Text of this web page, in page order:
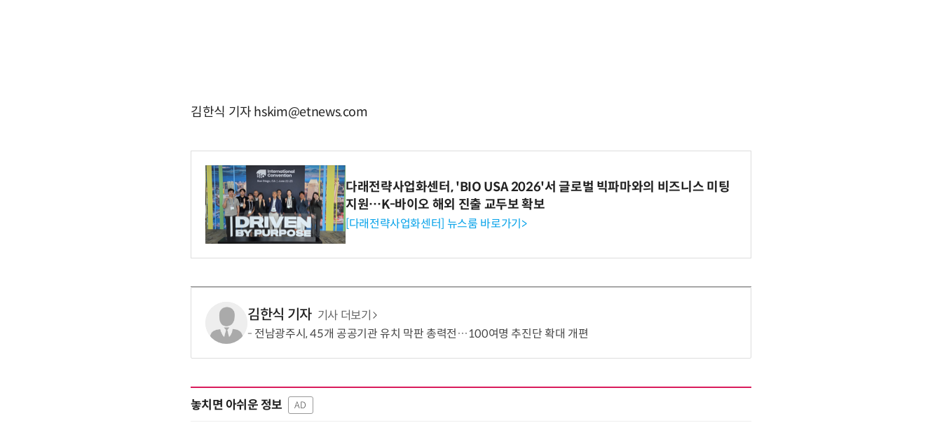
김한식 기자 hskim@etnews.com
다래전략사업화센터, 'BIO USA 2026'서 글로벌 빅파마와의 비즈니스 미팅
지원…K-바이오 해외 진출 교두보 확보
[다래전략사업화센터] 뉴스룸 바로가기>
김한식 기자 기사 더보기
전남광주시, 45개 공공기관 유치 막판 총력전…100여명 추진단 확대 개편
놓치면 아쉬운 정보 AD